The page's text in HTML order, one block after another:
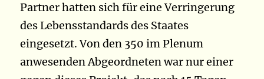
Partner hatten sich für eine Verringerung
des Lebensstandards des Staates
eingesetzt. Von den 350 im Plenum
anwesenden Abgeordneten war nur einer